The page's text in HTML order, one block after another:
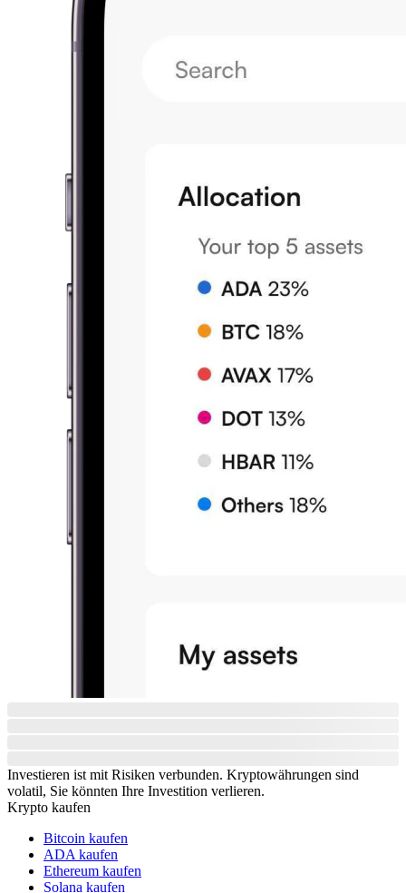
Investieren ist mit Risiken verbunden. Kryptowährungen sind
volatil, Sie könnten Ihre Investition verlieren.
Krypto kaufen
Bitcoin kaufen
ADA kaufen
Ethereum kaufen
Solana kaufen